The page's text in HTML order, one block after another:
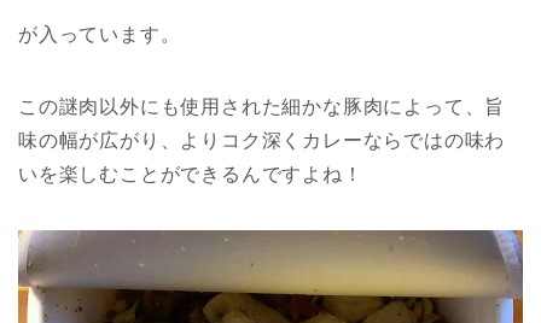
が入っています。
この謎肉以外にも使用された細かな豚肉によって、旨
味の幅が広がり、よりコク深くカレーならではの味わ
いを楽しむことができるんですよね！